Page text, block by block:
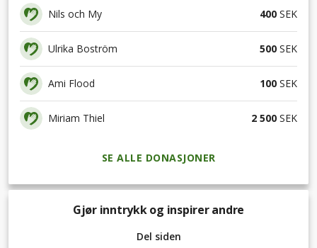
Nils och My 400 SEK
Ulrika Boström 500 SEK
Ami Flood 100 SEK
Miriam Thiel 2 500 SEK
SE ALLE DONASJONER
Gjør inntrykk og inspirer andre
Del siden